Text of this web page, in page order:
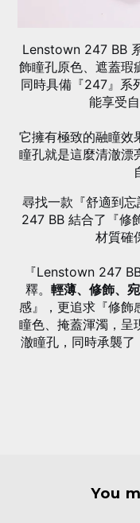
Lenstown 247 BB
飾瞳孔原色、遮蓋瑕
同時具備『247』系
能享受
它擁有極致的融瞳效
瞳孔就是這麼清澈漂
尋找一款『舒適到
247 BB 結合了『修
材質確
『Lenstown 247
釋。 輕薄、修飾、
感』，更追求『修飾
瞳色、掩蓋渾濁，呈
澈瞳孔，同時承襲
You